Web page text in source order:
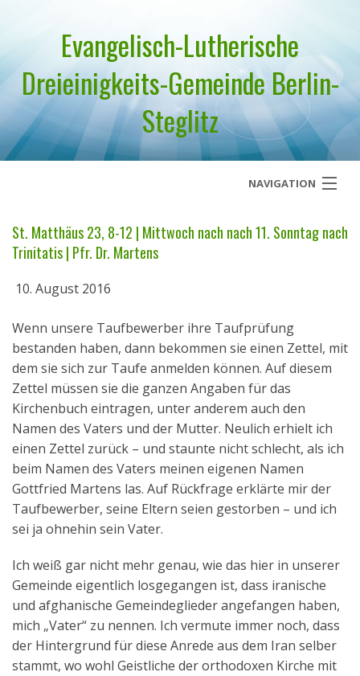
Evangelisch-Lutherische
Dreieinigkeits-Gemeinde Berlin-
Steglitz
NAVIGATION
Über uns
Geistliches Wort
Termine
Aktuelles
Kontakt
English
St. Matthäus 23, 8-12 | Mittwoch nach nach 11. Sonntag nach
Trinitatis | Pfr. Dr. Martens
10. August 2016
Wenn unsere Taufbewerber ihre Taufprüfung
bestanden haben, dann bekommen sie einen Zettel, mit
dem sie sich zur Taufe anmelden können. Auf diesem
Zettel müssen sie die ganzen Angaben für das
Kirchenbuch eintragen, unter anderem auch den
Namen des Vaters und der Mutter. Neulich erhielt ich
einen Zettel zurück – und staunte nicht schlecht, als ich
beim Namen des Vaters meinen eigenen Namen
Gottfried Martens las. Auf Rückfrage erklärte mir der
Taufbewerber, seine Eltern seien gestorben – und ich
sei ja ohnehin sein Vater.
Ich weiß gar nicht mehr genau, wie das hier in unserer
Gemeinde eigentlich losgegangen ist, dass iranische
und afghanische Gemeindeglieder angefangen haben,
mich „Vater“ zu nennen. Ich vermute immer noch, dass
der Hintergrund für diese Anrede aus dem Iran selber
stammt, wo wohl Geistliche der orthodoxen Kirche mit